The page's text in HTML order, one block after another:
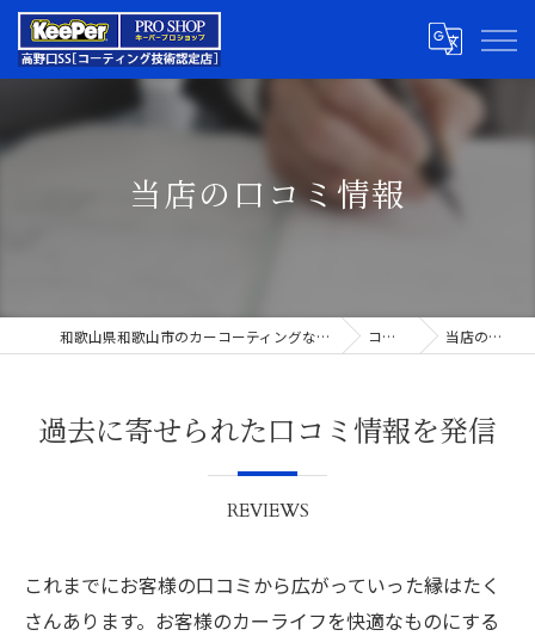
当店の口コミ情報
和歌山県和歌山市のカーコーティングならキーパープロショップ高野口SS コンセプト 当店の口コミ情報
過去に寄せられた口コミ情報を発信
REVIEWS
これまでにお客様の口コミから広がっていった縁はたく
さんあります。お客様のカーライフを快適なものにする